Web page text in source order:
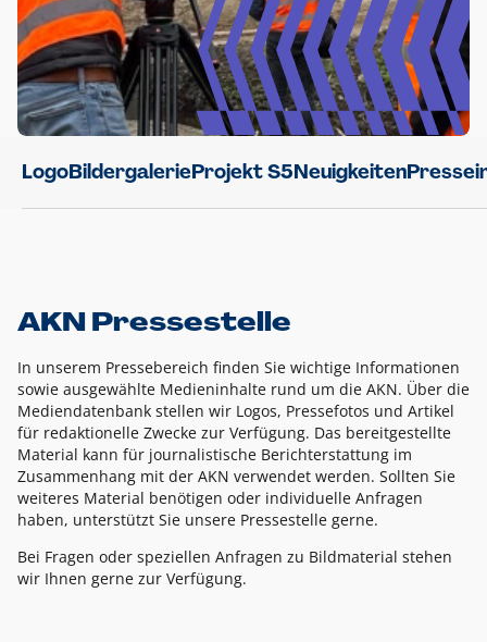
LogoBildergalerieProjekt S5Neuigkeiten
AKN Pressestelle
In unserem Pressebereich finden Sie wichtige Informationen
sowie ausgewählte Medieninhalte rund um die AKN. Über die
Mediendatenbank stellen wir Logos, Pressefotos und Artikel
für redaktionelle Zwecke zur Verfügung. Das bereitgestellte
Material kann für journalistische Berichterstattung im
Zusammenhang mit der AKN verwendet werden. Sollten Sie
weiteres Material benötigen oder individuelle Anfragen
haben, unterstützt Sie unsere Pressestelle gerne.
Bei Fragen oder speziellen Anfragen zu Bildmaterial stehen
wir Ihnen gerne zur Verfügung.